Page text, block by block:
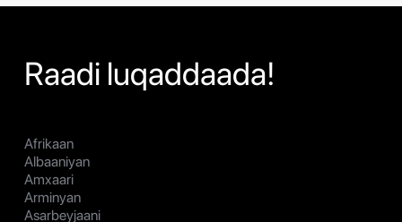
Raadi luqaddaada!
Afrikaan
Albaaniyan
Amxaari
Arminyan
Asarbeyjaani